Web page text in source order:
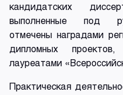
кандидатских
выполненные под
отмечены наградами
дипломных
лауреатами
Практическая